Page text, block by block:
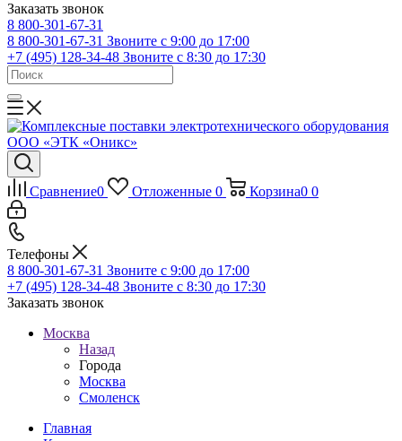
Заказать звонок
8 800-301-67-31
8 800-301-67-31 Звоните с 9:00 до 17:00
+7 (495) 128-34-48 Звоните с 8:30 до 17:30
Сравнение0 Отложенные 0 Корзина0 0
Телефоны
8 800-301-67-31 Звоните с 9:00 до 17:00
+7 (495) 128-34-48 Звоните с 8:30 до 17:30
Заказать звонок
Москва
Назад
Города
Москва
Смоленск
Главная